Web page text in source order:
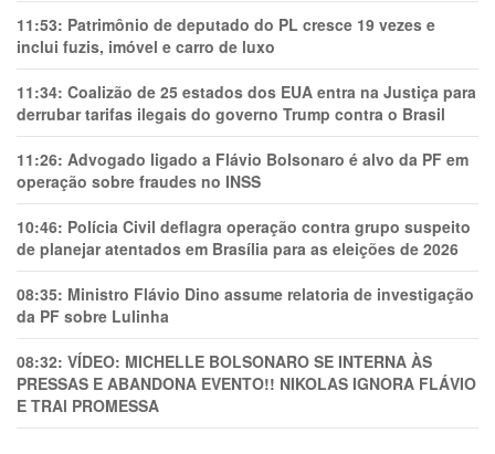
11:53: Patrimônio de deputado do PL cresce 19 vezes e
inclui fuzis, imóvel e carro de luxo
11:34: Coalizão de 25 estados dos EUA entra na Justiça para
derrubar tarifas ilegais do governo Trump contra o Brasil
11:26: Advogado ligado a Flávio Bolsonaro é alvo da PF em
operação sobre fraudes no INSS
10:46: Polícia Civil deflagra operação contra grupo suspeito
de planejar atentados em Brasília para as eleições de 2026
08:35: Ministro Flávio Dino assume relatoria de investigação
da PF sobre Lulinha
08:32: VÍDEO: MICHELLE BOLSONARO SE INTERNA ÀS
PRESSAS E ABANDONA EVENTO!! NIKOLAS IGNORA FLÁVIO
E TRAl PROMESSA